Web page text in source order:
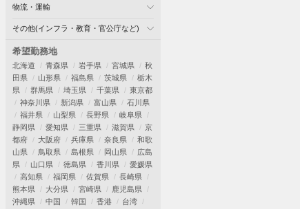
物流・運輸
その他(インフラ・教育・官公庁など)
希望勤務地
北海道 青森県 岩手県 宮城県
秋
田県
山形県 福島県 茨城県
栃木
県
群馬県 埼玉県 千葉県
東京都
神奈川県
新潟県 富山県
石川県
福井県
山梨県 長野県
岐阜県
静岡県
愛知県 三重県 滋賀県
京
都府
大阪府 兵庫県 奈良県
和歌
山県
鳥取県 島根県 岡山県
広島
県
山口県 徳島県 香川県
愛媛県
高知県
福岡県 佐賀県
長崎県
熊本県
大分県 宮崎県
鹿児島県
沖縄県
中国 韓国 香港
台湾